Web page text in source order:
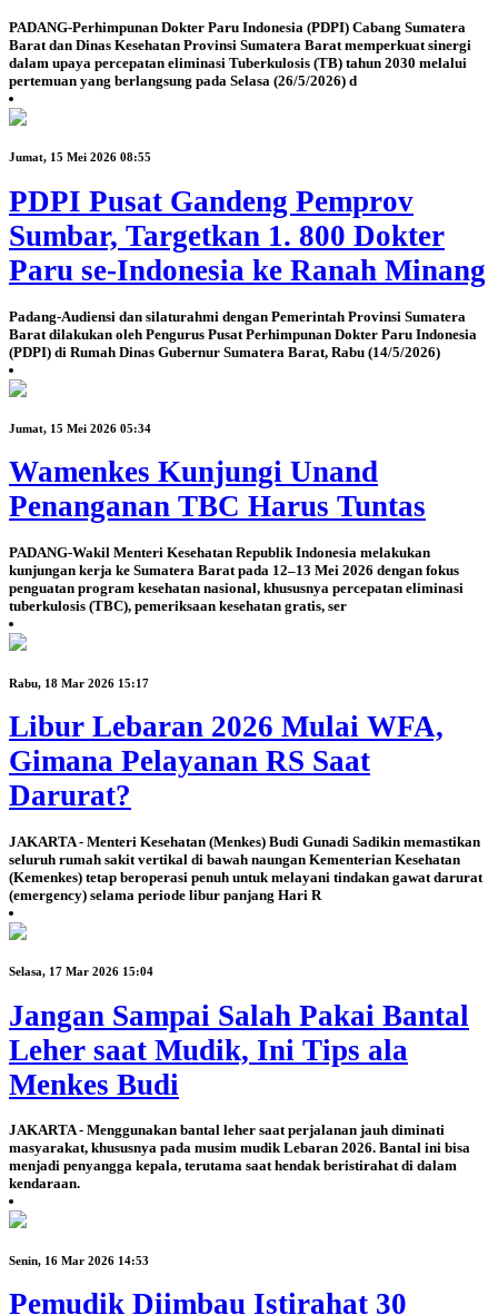
PADANG-Perhimpunan Dokter Paru Indonesia (PDPI) Cabang Sumatera
Barat dan Dinas Kesehatan Provinsi Sumatera Barat memperkuat sinergi
dalam upaya percepatan eliminasi Tuberkulosis (TB) tahun 2030 melalui
pertemuan yang berlangsung pada Selasa (26/5/2026) d
Jumat, 15 Mei 2026 08:55
PDPI Pusat Gandeng Pemprov
Sumbar, Targetkan 1. 800 Dokter
Paru se-Indonesia ke Ranah Minang
Padang-Audiensi dan silaturahmi dengan Pemerintah Provinsi Sumatera
Barat dilakukan oleh Pengurus Pusat Perhimpunan Dokter Paru Indonesia
(PDPI) di Rumah Dinas Gubernur Sumatera Barat, Rabu (14/5/2026)
Jumat, 15 Mei 2026 05:34
Wamenkes Kunjungi Unand
Penanganan TBC Harus Tuntas
PADANG-Wakil Menteri Kesehatan Republik Indonesia melakukan
kunjungan kerja ke Sumatera Barat pada 12–13 Mei 2026 dengan fokus
penguatan program kesehatan nasional, khususnya percepatan eliminasi
tuberkulosis (TBC), pemeriksaan kesehatan gratis, ser
Rabu, 18 Mar 2026 15:17
Libur Lebaran 2026 Mulai WFA,
Gimana Pelayanan RS Saat
Darurat?
JAKARTA - Menteri Kesehatan (Menkes) Budi Gunadi Sadikin memastikan
seluruh rumah sakit vertikal di bawah naungan Kementerian Kesehatan
(Kemenkes) tetap beroperasi penuh untuk melayani tindakan gawat darurat
(emergency) selama periode libur panjang Hari R
Selasa, 17 Mar 2026 15:04
Jangan Sampai Salah Pakai Bantal
Leher saat Mudik, Ini Tips ala
Menkes Budi
JAKARTA - Menggunakan bantal leher saat perjalanan jauh diminati
masyarakat, khususnya pada musim mudik Lebaran 2026. Bantal ini bisa
menjadi penyangga kepala, terutama saat hendak beristirahat di dalam
kendaraan.
Senin, 16 Mar 2026 14:53
Pemudik Diimbau Istirahat 30